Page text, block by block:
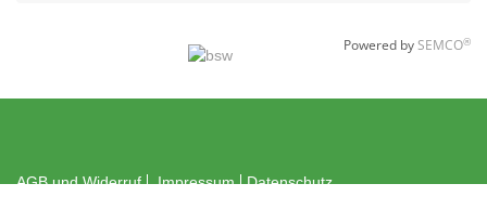
Powered bySEMCO®
AGB und Widerruf Impressum Datenschutz